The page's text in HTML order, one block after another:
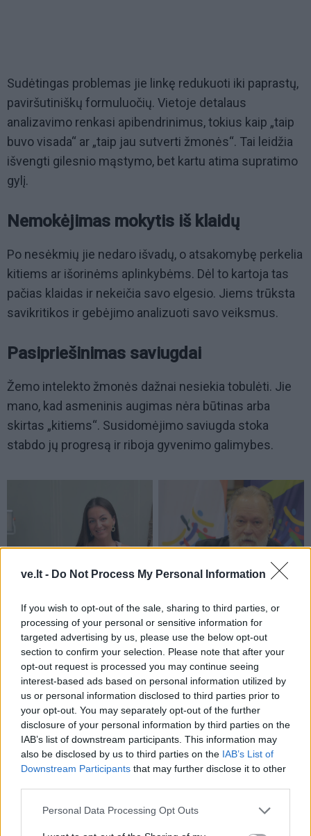
ve.lt - Do Not Process My Personal Information
If you wish to opt-out of the sale, sharing to third parties, or
processing of your personal or sensitive information for
targeted advertising by us, please use the below opt-out
section to confirm your selection. Please note that after your
opt-out request is processed you may continue seeing
interest-based ads based on personal information utilized by
us or personal information disclosed to third parties prior to
your opt-out. You may separately opt-out of the further
disclosure of your personal information by third parties on the
IAB’s list of downstream participants. This information may
also be disclosed by us to third parties on the IAB’s List of
Downstream Participants that may further disclose it to other
Personal Data Processing Opt Outs
Sudėtingas problemas jie linkę redukuoti iki paprastų,
paviršutiniškų formuluočių. Vietoje detalaus
analizavimo renkasi apibendrinimus, tokius kaip „taip
buvo visada“ ar „taip jau sutverti žmonės“. Tai leidžia
išvengti gilesnio mąstymo, bet kartu atima supratimo
gylį.
Nemokėjimas mokytis iš klaidų
Po nesėkmių jie nedaro išvadų, o atsakomybę perkelia
kitiems ar išorinėms aplinkybėms. Dėl to kartoja tas
pačias klaidas ir nekeičia savo elgesio. Jiems trūksta
savikritikos ir gebėjimo analizuoti savo veiksmus.
Pasipriešinimas saviugdai
Žemo intelekto žmonės dažnai nesiekia tobulėti. Jie
mano, kad asmeninis augimas nėra būtinas arba
skirtas „kitiems“. Susidomėjimo saviugda stoka
stabdo jų progresą ir riboja gyvenimo galimybes.
įvardijo didžiausią savo
norą
Klemencovas: gal jau
užtenka
Šiuo metu skaitomiausi
Geltonuoja agurkų lapai: kalta ne
liga, o viena dažna klaida
Magnetinė audra rugpjūčio 8 dieną:
kokia jos galia